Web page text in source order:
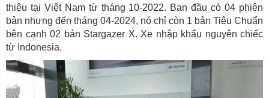
thiệu tại Việt Nam từ tháng 10-2022. Ban đầu có 04 phiên
bản nhưng đến tháng 04-2024, nó chỉ còn 1 bản Tiêu Chuẩn
bên cạnh 02 bản Stargazer X. Xe nhập khẩu nguyên chiếc
từ Indonesia.